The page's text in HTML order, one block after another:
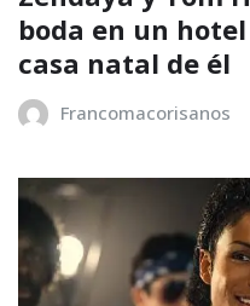
boda en un
casa natal de él
Francomacorisanos